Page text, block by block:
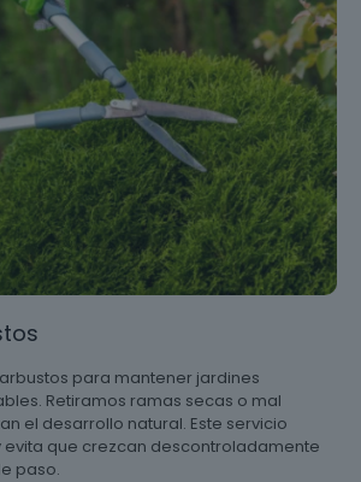
para mantener jardines
Retiramos ramas secas o mal
el desarrollo natural. Este servicio
evita que crezcan descontroladamente
paso.